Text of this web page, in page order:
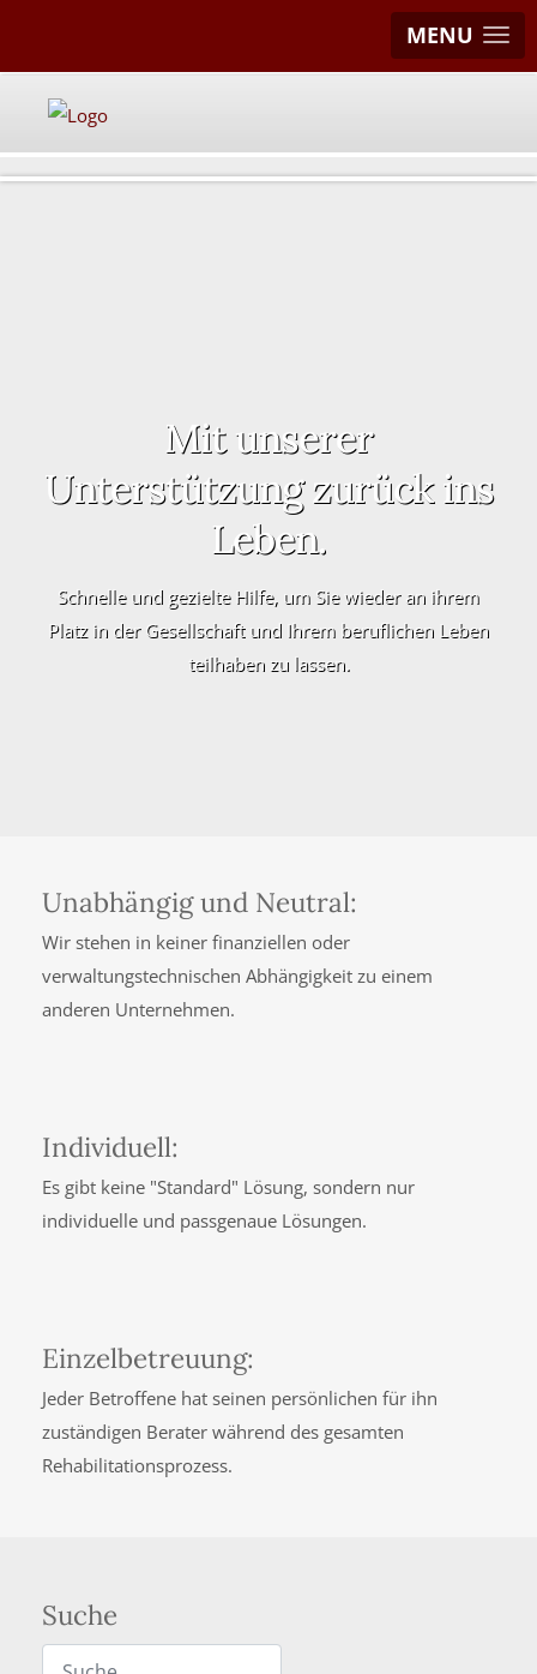
MENU
Mit unserer
Unterstützung zurück ins
Leben.
Schnelle und gezielte Hilfe, um Sie wieder an ihrem
Platz in der Gesellschaft und Ihrem beruflichen Leben
teilhaben zu lassen.
Unabhängig und Neutral:
Wir stehen in keiner finanziellen oder
verwaltungstechnischen Abhängigkeit zu einem
anderen Unternehmen.
Individuell:
Es gibt keine "Standard" Lösung, sondern nur
individuelle und passgenaue Lösungen.
Einzelbetreuung:
Jeder Betroffene hat seinen persönlichen für ihn
zuständigen Berater während des gesamten
Rehabilitationsprozess.
Suche
Suchen